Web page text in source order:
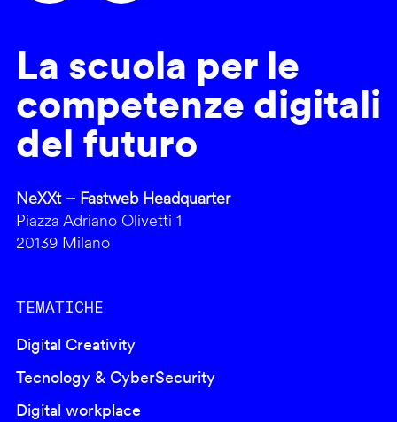
La scuola per le
competenze digitali
del futuro
NeXXt – Fastweb Headquarter
Piazza Adriano Olivetti 1
20139 Milano
TEMATICHE
Digital Creativity
Tecnology & CyberSecurity
Digital workplace